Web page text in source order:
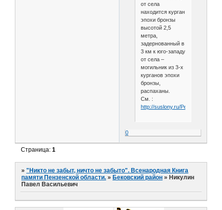
от села
находится курган
эпохи бронзы
высотой 2,5
метра,
задернованный в
3 км к юго-западу
от села –
могильник из 3-х
курганов эпохи
бронзы,
распаханы.
См. :
http://suslony.ru/Penzagebiet/
0
Страница:1
»"Никто не забыт, ничто не забыто". Всенародная Книга
памяти Пензенской области. » Бековский район » Никулин
Павел Васильевич